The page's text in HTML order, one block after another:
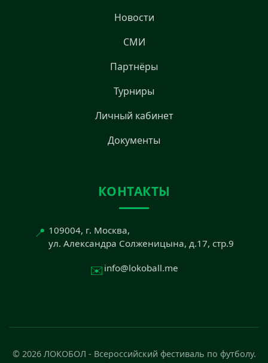
Новости
СМИ
Партнёры
Турниры
Личный кабинет
Документы
КОНТАКТЫ
📍 109004, г. Москва,
ул. Александра Солженицына, д.17, стр.9
✉️ info@lokoball.me
© 2026 ЛОКОБОЛ - Всероссийский фестиваль по футболу.